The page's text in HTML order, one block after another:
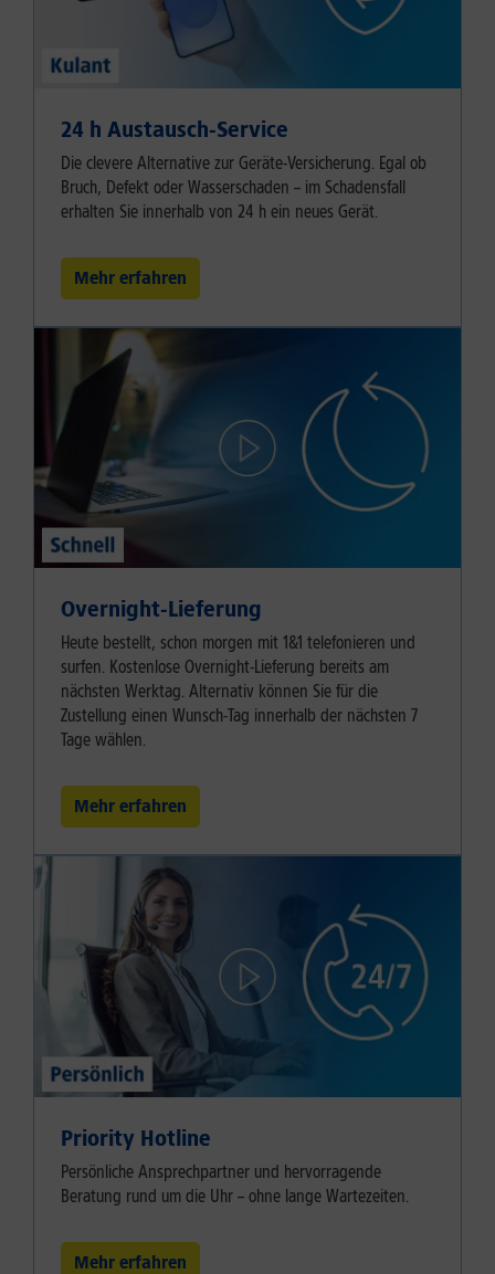
24 h Austausch-Service
Die clevere Alternative zur Geräte-Versicherung. Egal ob
Bruch, Defekt oder Wasserschaden – im Schadensfall
erhalten Sie innerhalb von 24 h ein neues Gerät.
Mehr erfahren
Overnight-Lieferung
Heute bestellt, schon morgen mit 1&1 telefonieren und
surfen. Kostenlose Overnight-Lieferung bereits am
nächsten Werktag. Alternativ können Sie für die
Zustellung einen Wunsch-Tag innerhalb der nächsten 7
Tage wählen.
Mehr erfahren
Priority Hotline
Persönliche Ansprechpartner und hervorragende
Beratung rund um die Uhr – ohne lange Wartezeiten.
Mehr erfahren